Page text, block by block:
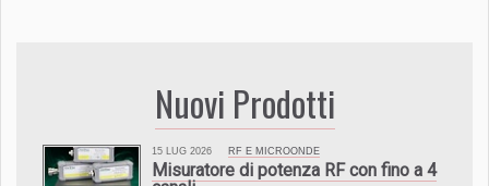
Nuovi Prodotti
15 LUG 2026 RF E MICROONDE
Misuratore di potenza RF con fino a 4